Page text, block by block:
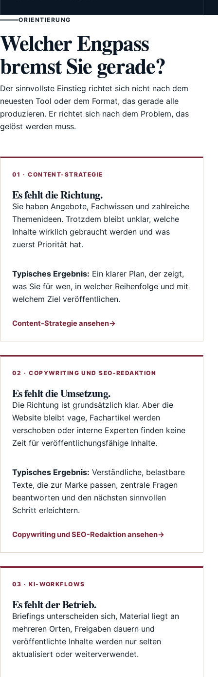
ORIENTIERUNG
Welcher Engpass
bremst Sie gerade?
Der sinnvollste Einstieg richtet sich nicht nach dem
neuesten Tool oder dem Format, das gerade alle
produzieren. Er richtet sich nach dem Problem, das
gelöst werden muss.
01 · CONTENT-STRATEGIE
Es fehlt die Richtung.
Sie haben Angebote, Fachwissen und zahlreiche
Themenideen. Trotzdem bleibt unklar, welche
Inhalte wirklich gebraucht werden und was
zuerst Priorität hat.
Typisches Ergebnis: Ein klarer Plan, der zeigt,
was Sie für wen, in welcher Reihenfolge und mit
welchem Ziel veröffentlichen.
Content-Strategie ansehen
02 · COPYWRITING UND SEO-REDAKTION
Es fehlt die Umsetzung.
Die Richtung ist grundsätzlich klar. Aber die
Website bleibt vage, Fachartikel werden
verschoben oder interne Experten finden keine
Zeit für veröffentlichungsfähige Inhalte.
Typisches Ergebnis: Verständliche, belastbare
Texte, die zur Marke passen, zentrale Fragen
beantworten und den nächsten sinnvollen
Schritt erleichtern.
Copywriting und SEO-Redaktion ansehen
03 · KI-WORKFLOWS
Es fehlt der Betrieb.
Briefings unterscheiden sich, Material liegt an
mehreren Orten, Freigaben dauern und
veröffentlichte Inhalte werden nur selten
aktualisiert oder weiterverwendet.